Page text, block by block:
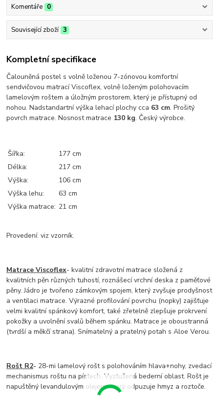
Komentáře 0
Související zboží 3
Kompletní specifikace
Čalouněná postel s volně loženou 7-zónovou komfortní
sendvičovou matrací Viscoflex, volně loženým polohovacím
lamelovým roštem a úložným prostorem, který je přístupný od
nohou. Nadstandartní výška lehací plochy cca 63 cm. Prošitý
povrch matrace. Nosnost matrace 130 kg. Český výrobce.
Šířka:
177 cm
Délka:
217 cm
Výška:
106 cm
Výška lehu:
63 cm
Výška matrace: 21 cm
Provedení: viz vzorník.
Matrace Viscoflex- kvalitní zdravotní matrace složená z
kvalitních pěn různých tuhostí, roznášecí vrchní deska z paměťové
pěny. Jádro je tvořeno zámkovým spojem, který zvyšuje prodyšnost
a ventilaci matrace. Výrazné profilování povrchu (nopky) zajišťuje
velmi kvalitní spánkový komfort, také zřetelně zlepšuje prokrvení
pokožky a uvolnění svalů během spánku. Matrace je oboustranná
(tvrdší a měkčí strana). Snímatelný a pratelný potah s Aloe Verou.
Rošt R2- 28-mi lamelový rošt s polohováním hlava+nohy, zvedací
mechanismus roštu na pístech. Vyztužená bederní oblast. Rošt je
napuštěný levandulovým olejem, který odpuzuje hmyz a roztoče.